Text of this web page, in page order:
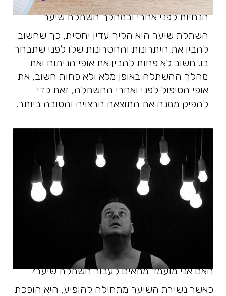
הנחיות לפני אחרי ובמהלך השתלת שיער
השתלת שיער היא הליך עדין יחסית, כך שחשוב
להבין את היתרונות והחסרונות שלו לפני שתבחר
בו. חשוב לא פחות להבין את אופי הניתוח ואת
מהלך ההשתלה באופן מלא ולא פחות חשוב, את
אופי הטיפול לפני ואחרי ההשתלה, זאת כדי
להפיק ממנה את התוצאה הרצויה והטובה ביותר.
האם אני מועמד מתאים לעבור השתלת שיער?
כאשר נשירת השיער מתחילה להופיע, היא הופכת